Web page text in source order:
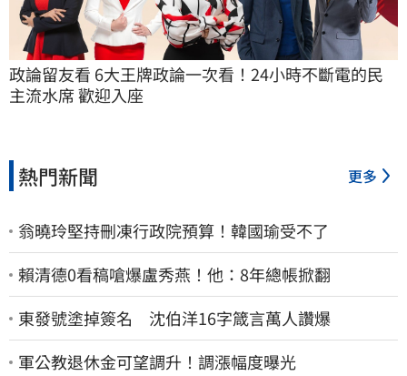
政論留友看 6大王牌政論一次看！24小時不斷電的民
主流水席 歡迎入座
熱門新聞 更多
翁曉玲堅持刪凍行政院預算！韓國瑜受不了
賴清德0看稿嗆爆盧秀燕！他：8年總帳掀翻
東發號塗掉簽名 沈伯洋16字箴言萬人讚爆
軍公教退休金可望調升！調漲幅度曝光